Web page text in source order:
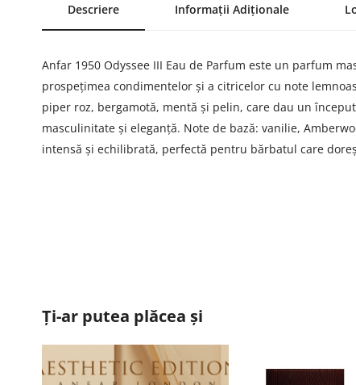
Descriere Informații Adiționale
Anfar 1950 Odyssee III Eau de Parfum este un parfum
prospețimea condimentelor și a citricelor cu note
piper roz, bergamotă, mentă și pelin, care dau un
masculinitate și eleganță. Note de bază: vanilie,
intensă și echilibrată, perfectă pentru bărbatul care
Ți-ar putea plăcea și